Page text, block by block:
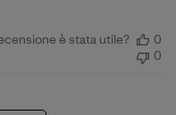
è stata utile?
0
0